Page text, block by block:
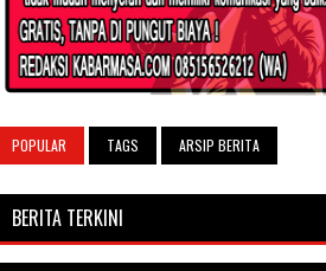
POPULAR TAGS ARSIP BERITA
BERITA TERKINI